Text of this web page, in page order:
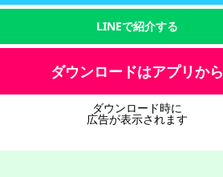
LINEで紹介する
ダウンロードはアプリから
ダウンロード時に
広告が表示されます